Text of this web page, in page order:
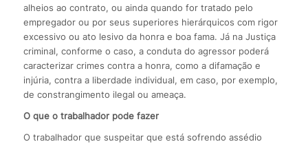
alheios ao contrato, ou ainda quando for tratado pelo
empregador ou por seus superiores hierárquicos com rigor
excessivo ou ato lesivo da honra e boa fama. Já na Justiça
criminal, conforme o caso, a conduta do agressor poderá
caracterizar crimes contra a honra, como a difamação e
injúria, contra a liberdade individual, em caso, por exemplo,
de constrangimento ilegal ou ameaça.
O que o trabalhador pode fazer
O trabalhador que suspeitar que está sofrendo assédio